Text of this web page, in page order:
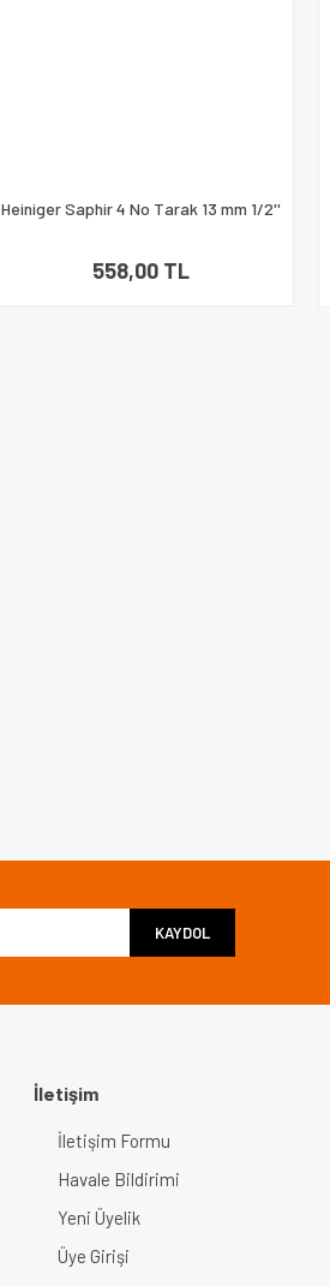
Heiniger Saphir 4 No Tarak 13 mm 1/2''
558,00 TL
KAYDOL
İletişim
İletişim Formu
Havale Bildirimi
Yeni Üyelik
Üye Girişi